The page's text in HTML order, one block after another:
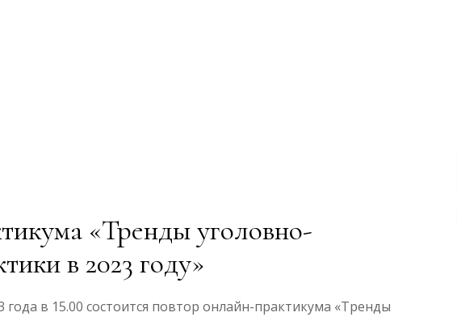
«Тренды уголовно-
в 2023 году»
в 15.00 состоится повтор онлайн-практикума «Тренды